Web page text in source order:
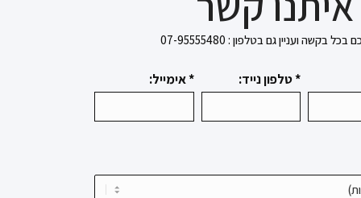
ועניין גם בטלפון : 07-95555480
* טלפון נייד: * אימייל: